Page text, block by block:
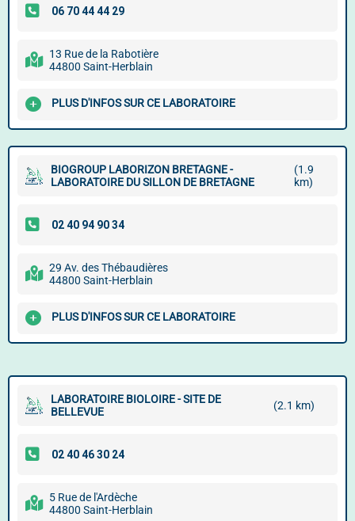
13 Rue de la Rabotière
44800 Saint-Herblain
PLUS D'INFOS SUR CE LABORATOIRE
BIOGROUP LABORIZON BRETAGNE -
LABORATOIRE DU SILLON DE BRETAGNE
(1.9
km)
29 Av. des Thébaudières
44800 Saint-Herblain
PLUS D'INFOS SUR CE LABORATOIRE
LABORATOIRE BIOLOIRE - SITE DE
BELLEVUE
(2.1 km)
5 Rue de l'Ardèche
44800 Saint-Herblain